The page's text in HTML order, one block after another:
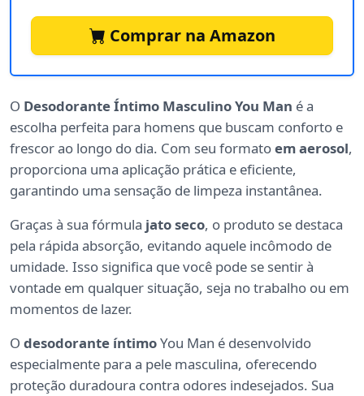
Comprar na Amazon
O Desodorante Íntimo Masculino You Man é a
escolha perfeita para homens que buscam conforto e
frescor ao longo do dia. Com seu formatoem aerosol,
proporciona uma aplicação prática e eficiente,
garantindo uma sensação de limpeza instantânea.
Graças à sua fórmula jato seco, o produto se destaca
pela rápida absorção, evitando aquele incômodo de
umidade. Isso significa que você pode se sentir à
vontade em qualquer situação, seja no trabalho ou em
momentos de lazer.
O desodorante íntimoYou Man é desenvolvido
especialmente para a pele masculina, oferecendo
proteção duradoura contra odores indesejados. Sua